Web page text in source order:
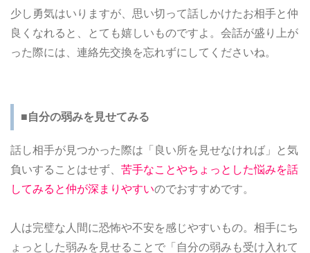
少し勇気はいりますが、思い切って話しかけたお相手と仲
良くなれると、とても嬉しいものですよ。会話が盛り上が
った際には、連絡先交換を忘れずにしてくださいね。
■自分の弱みを見せてみる
話し相手が見つかった際は「良い所を見せなければ」と気
負いすることはせず、 苦手なことやちょっとした悩みを話
してみると仲が深まりやすいのでおすすめです。
人は完璧な人間に恐怖や不安を感じやすいもの。相手にち
ょっとした弱みを見せることで「自分の弱みも受け入れて